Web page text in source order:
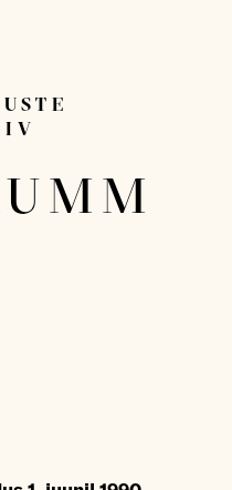
sõna...